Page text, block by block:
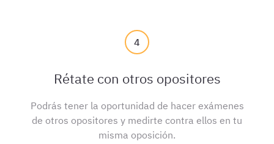
4
Rétate con otros opositores
Podrás tener la oportunidad de hacer exámenes
de otros opositores y medirte contra ellos en tu
misma oposición.